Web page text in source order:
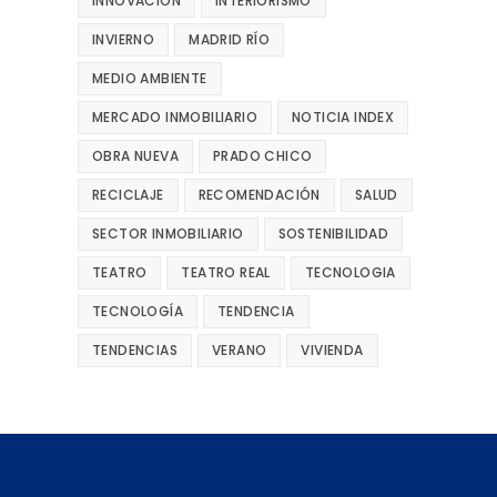
INVIERNO MADRID RÍO
MEDIO AMBIENTE
MERCADO INMOBILIARIO NOTICIA INDEX
OBRA NUEVA PRADO CHICO
RECICLAJE RECOMENDACIÓN SALUD
SECTOR INMOBILIARIO SOSTENIBILIDAD
TEATRO TEATRO REAL TECNOLOGIA
TECNOLOGÍA TENDENCIA
TENDENCIAS VERANO VIVIENDA